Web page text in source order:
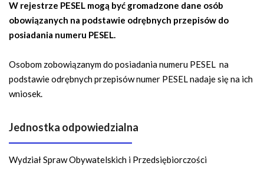
W rejestrze PESEL mogą być gromadzone dane osób
obowiązanych na podstawie odrębnych przepisów do
posiadania numeru PESEL.
Osobom zobowiązanym do posiadania numeru PESEL na
podstawie odrębnych przepisów numer PESEL nadaje się na ich
wniosek.
Jednostka odpowiedzialna
Wydział Spraw Obywatelskich i Przedsiębiorczości